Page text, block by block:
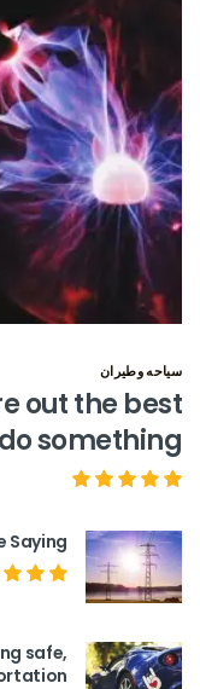
سياحه وطيران
out the best
something.
Saying
safe,